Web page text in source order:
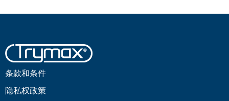
条款和条件
隐私权政策